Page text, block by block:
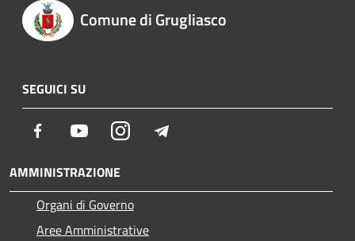
Comune di Grugliasco
SEGUICI SU
Facebook YoutubeInstagram
AMMINISTRAZIONE
Organi di Governo
Aree Amministrative